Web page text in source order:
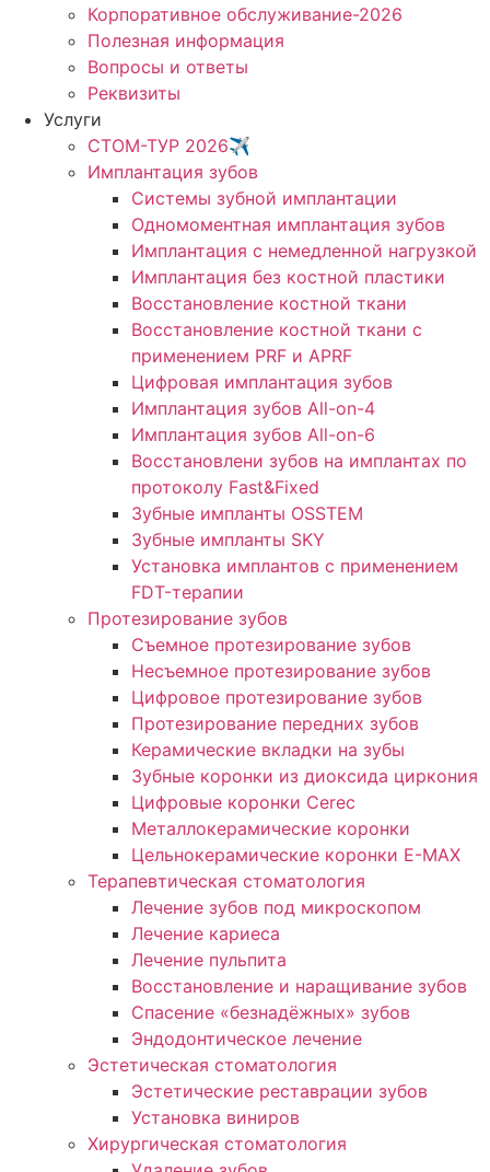
Корпоративное обслуживание-2026
Полезная информация
Вопросы и ответы
Реквизиты
Услуги
СТОМ-ТУР 2026✈️
Имплантация зубов
Системы зубной имплантации
Одномоментная имплантация зубов
Имплантация с немедленной нагрузкой
Имплантация без костной пластики
Восстановление костной ткани
Восстановление костной ткани с
применением PRF и APRF
Цифровая имплантация зубов
Имплантация зубов All-on-4
Имплантация зубов All-on-6
Восстановлени зубов на имплантах по
протоколу Fast&Fixed
Зубные импланты OSSTEM
Зубные импланты SKY
Установка имплантов с применением
FDT-терапии
Протезирование зубов
Съемное протезирование зубов
Несъемное протезирование зубов
Цифровое протезирование зубов
Протезирование передних зубов
Керамические вкладки на зубы
Зубные коронки из диоксида циркония
Цифровые коронки Cerec
Металлокерамические коронки
Цельнокерамические коронки E-MAX
Терапевтическая стоматология
Лечение зубов под микроскопом
Лечение кариеса
Лечение пульпита
Восстановление и наращивание зубов
Спасение «безнадёжных» зубов
Эндодонтическое лечение
Эстетическая стоматология
Эстетические реставрации зубов
Установка виниров
Хирургическая стоматология